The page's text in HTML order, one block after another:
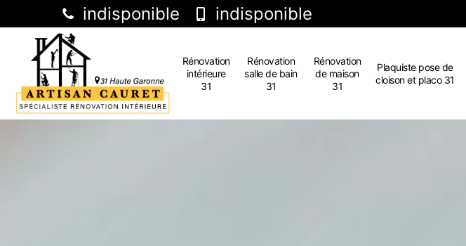
indisponible indisponible
Rénovation
intérieure
31
Rénovation
salle de bain
31
Rénovation
de maison
31
Plaquiste pose de
cloison et placo 31